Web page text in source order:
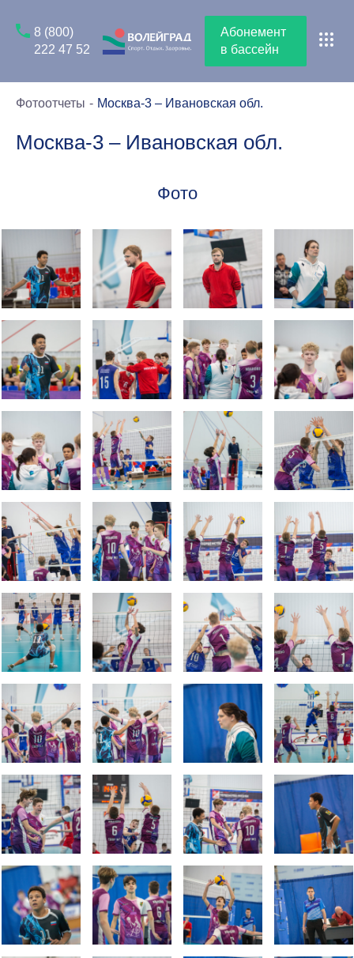
8 (800)
222 47 52
Абонемент
в бассейн
Фотоотчеты Москва-3 – Ивановская обл.
Москва-3 – Ивановская обл.
Фото